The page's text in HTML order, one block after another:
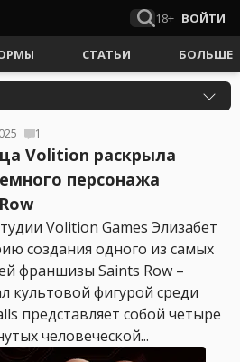
18+ ВОЙТИ
СТАТЬИ БОЛЬШЕ
1
Volition раскрыла
персонажа
Volition Games Элизабет
создания одного из самых
франшизы Saints Row –
культовой фигурой среди
представляет собой четыре
человеческой...